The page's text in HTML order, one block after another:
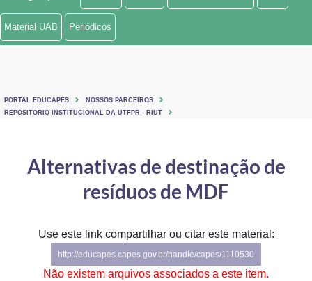
Ministério de Minas e Energia
Ministério do Turismo
Controladoria-Geral da União
Secretaria-Geral
Material UAB Periódicos
PORTAL EDUCAPES
NOSSOS PARCEIROS
REPOSITORIO INSTITUCIONAL DA UTFPR - RIUT
Alternativas de destinação de
resíduos de MDF
Use este link compartilhar ou citar este material:
http://educapes.capes.gov.br/handle/capes/1110530
Não existem arquivos associados a este item.